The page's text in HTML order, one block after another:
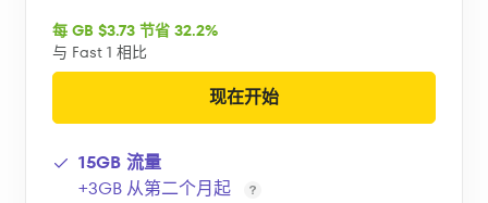
每 GB $3.73 节省 32.2%
与 Fast 1 相比
现在开始
15GB 流量
+3GB 从第二个月起